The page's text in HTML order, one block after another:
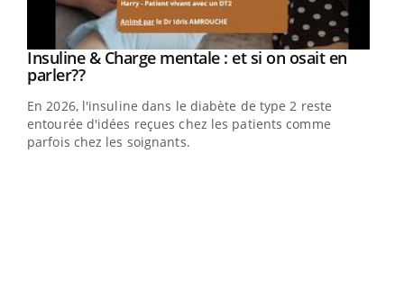
Youtube
Insuline & Charge mentale : et si on osait en
parler??Youtube
En 2026, l'insuline dans le diabète de type 2 reste
entourée d'idées reçues chez les patients comme
parfois chez les soignants.